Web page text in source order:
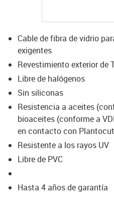
Cable de fibra de vidrio
exigentes
Revestimiento exterior de
Libre de halógenos
Sin siliconas
Resistencia a aceites
bioaceites (conforme a
en contacto con
Resistente a los rayos UV
Libre de PVC
Hasta 4 años de garantía